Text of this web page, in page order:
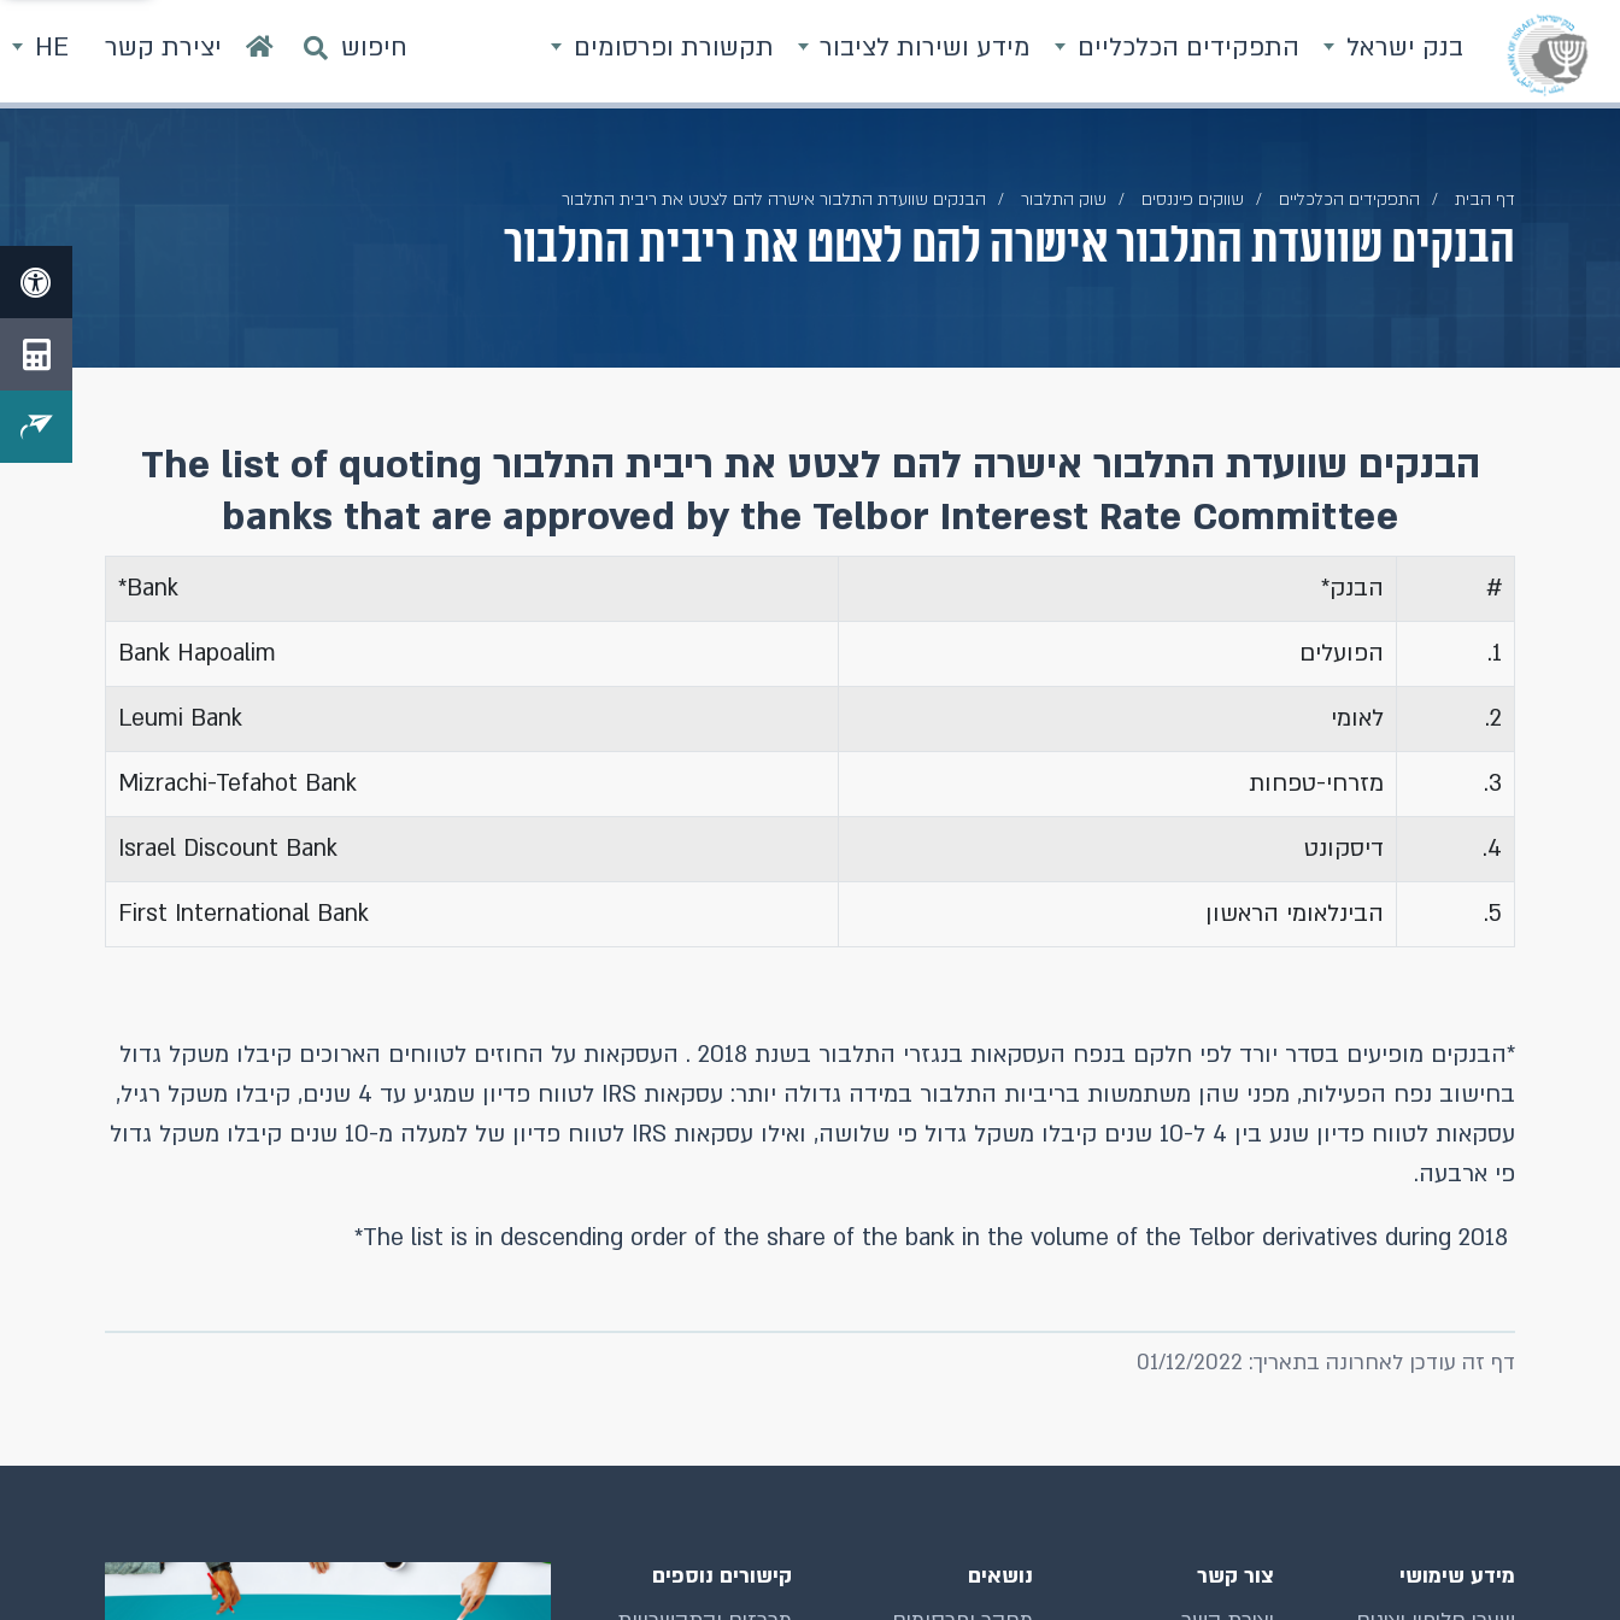
בנק ישראל התפקידים הכלכליים מידע ושירות לציבור תקשורת ופרסומים חיפוש יצירת קשר HE
דף הבית התפקידים הכלכליים שווקים פיננסים שוק התלבור הבנקים שוועדת התלבור אישרה להם לצטט את ריבית התלבור
הבנקים שוועדת התלבור אישרה להם לצטט את ריבית התלבור
הבנקים שוועדת התלבור אישרה להם לצטט את ריבית התלבור The list of quoting
banks that are approved by the Telbor Interest Rate Committee
# הבנק* Bank*
1. הפועלים Bank Hapoalim
2. לאומי Leumi Bank
3. מזרחי-טפחות Mizrachi-Tefahot Bank
4. דיסקונט Israel Discount Bank
5. הבינלאומי הראשון First International Bank
*הבנקים מופיעים בסדר יורד לפי חלקם בנפח העסקאות בנגזרי התלבור בשנת 2018 . העסקאות על החוזים לטווחים הארוכים קיבלו משקל גדול
בחישוב נפח הפעילות, מפני שהן משתמשות בריביות התלבור במידה גדולה יותר: עסקאות IRS לטווח פדיון שמגיע עד 4 שנים, קיבלו משקל רגיל,
עסקאות לטווח פדיון שנע בין 4 ל-10 שנים קיבלו משקל גדול פי שלושה, ואילו עסקאות IRS לטווח פדיון של למעלה מ-10 שנים קיבלו משקל גדול
פי ארבעה.
דף זה עודכן לאחרונה בתאריך: 01/12/2022
מידע שימושי
צור קשר
נושאים
קישורים נוספים